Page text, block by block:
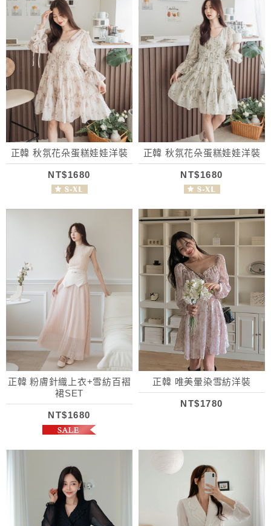
正韓 秋氛花朵蛋糕娃娃洋裝
NT$1680
正韓 秋氛花朵蛋糕娃娃洋裝
NT$1680
正韓 粉膚針織上衣+雪紡百褶
裙SET
NT$1680
正韓 唯美暈染雪紡洋裝
NT$1780